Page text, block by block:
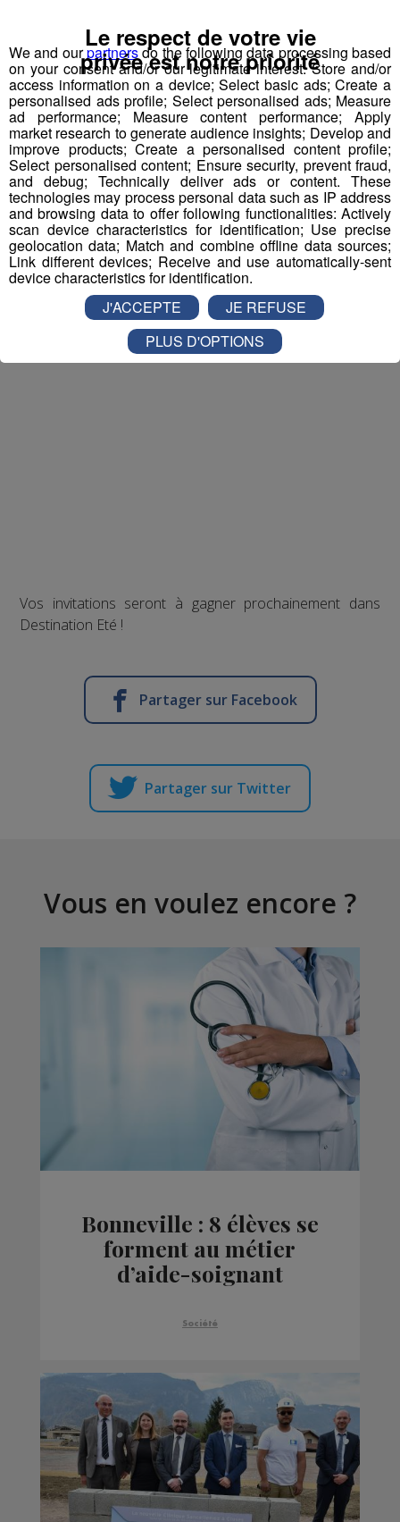
participer aux 2 tirages au sort par jour à 8h45 et 17h45.
Appelez le standard au 04 50 58 24 09
Pour cette semaine on vous offre vos entrées pour vous
et la personne de votre choix pourWALIBI RHONE
ALPES!
Nathan est allé tester pour vousVerticalp Émosson,
dans la Vallée du Trient:
Vos invitations seront à gagner prochainement dans
Destination Eté !
Partager sur Facebook
Partager sur Twitter
Vous en voulez encore ?
Bonneville : 8 élèves se
forment au métier
d’aide-soignant
Société
We and ourpartnersdo the following data processing based
on your consent and/or our legitimate interest: Store and/or
access information on a device; Select basic ads; Create a
personalised ads profile; Select personalised ads; Measure
ad performance; Measure content performance; Apply
market research to generate audience insights; Develop and
improve products; Create a personalised content profile;
Select personalised content; Ensure security, prevent fraud,
and debug; Technically deliver ads or content. These
technologies may process personal data such as IP address
and browsing data to offer following functionalities: Actively
scan device characteristics for identification; Use precise
geolocation data; Match and combine offline data sources;
Link different devices; Receive and use automatically-sent
device characteristics for identification.
Le respect de votre vie
privée est notre priorité
J'ACCEPTE
JE REFUSE
PLUS D'OPTIONS